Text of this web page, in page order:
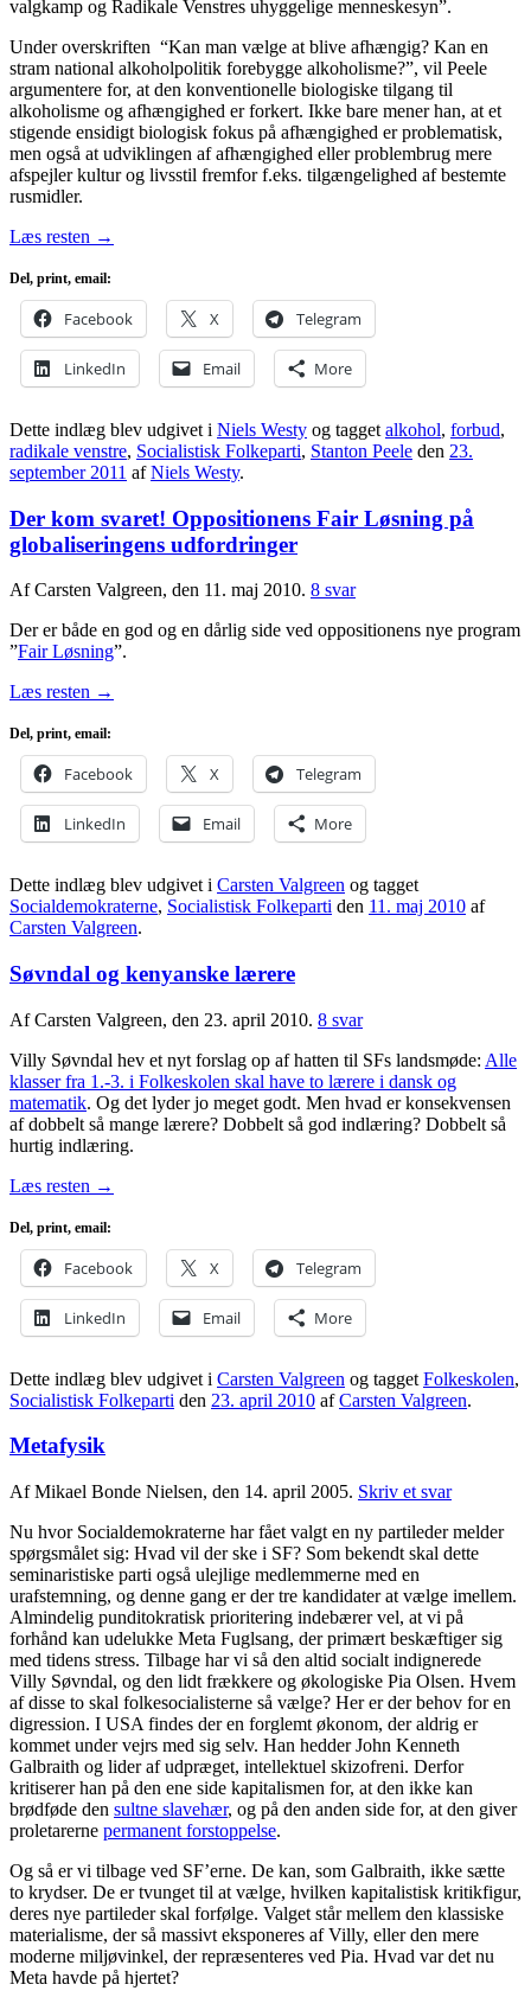
valgkamp og Radikale Venstres uhyggelige menneskesyn”.
Under overskriften “Kan man vælge at blive afhængig? Kan en
stram national alkoholpolitik forebygge alkoholisme?”, vil Peele
argumentere for, at den konventionelle biologiske tilgang til
alkoholisme og afhængighed er forkert. Ikke bare mener han, at et
stigende ensidigt biologisk fokus på afhængighed er problematisk,
men også at udviklingen af afhængighed eller problembrug mere
afspejler kultur og livsstil fremfor f.eks. tilgængelighed af bestemte
rusmidler.
Læs resten →
Del, print, email:
Facebook X Telegram
LinkedIn Email More
Dette indlæg blev udgivet i Niels Westy og tagget alkohol, forbud,
radikale venstre, Socialistisk Folkeparti, Stanton Peele den 23.
september 2011 afNiels Westy.
Der kom svaret! Oppositionens Fair Løsning på
globaliseringens udfordringer
Af Carsten Valgreen, den 11. maj 2010. 8 svar
Der er både en god og en dårlig side ved oppositionens nye program
”Fair Løsning”.
Læs resten →
Del, print, email:
Facebook X Telegram
LinkedIn Email More
Dette indlæg blev udgivet i Carsten Valgreen og tagget
Socialdemokraterne, Socialistisk Folkeparti den 11. maj 2010 af
Carsten Valgreen.
Søvndal og kenyanske lærere
Af Carsten Valgreen, den 23. april 2010. 8 svar
Villy Søvndal hev et nyt forslag op af hatten til SFs landsmøde: Alle
klasser fra 1.-3. i Folkeskolen skal have to lærere i dansk og
matematik. Og det lyder jo meget godt. Men hvad er konsekvensen
af dobbelt så mange lærere? Dobbelt så god indlæring? Dobbelt så
hurtig indlæring.
Læs resten →
Del, print, email:
Facebook X Telegram
LinkedIn Email More
Dette indlæg blev udgivet i Carsten Valgreen og tagget Folkeskolen,
Socialistisk Folkeparti den 23. april 2010 afCarsten Valgreen.
Metafysik
Af Mikael Bonde Nielsen, den 14. april 2005. Skriv et svar
Nu hvor Socialdemokraterne har fået valgt en ny partileder melder
spørgsmålet sig: Hvad vil der ske i SF? Som bekendt skal dette
seminaristiske parti også ulejlige medlemmerne med en
urafstemning, og denne gang er der tre kandidater at vælge imellem.
Almindelig punditokratisk prioritering indebærer vel, at vi på
forhånd kan udelukke Meta Fuglsang, der primært beskæftiger sig
med tidens stress. Tilbage har vi så den altid socialt indignerede
Villy Søvndal, og den lidt frækkere og økologiske Pia Olsen. Hvem
af disse to skal folkesocialisterne så vælge? Her er der behov for en
digression. I USA findes der en forglemt økonom, der aldrig er
kommet under vejrs med sig selv. Han hedder John Kenneth
Galbraith og lider af udpræget, intellektuel skizofreni. Derfor
kritiserer han på den ene side kapitalismen for, at den ikke kan
brødføde den sultne slavehær, og på den anden side for, at den giver
proletarerne permanent forstoppelse.
Og så er vi tilbage ved SF’erne. De kan, som Galbraith, ikke sætte
to krydser. De er tvunget til at vælge, hvilken kapitalistisk kritikfigur,
deres nye partileder skal forfølge. Valget står mellem den klassiske
materialisme, der så massivt eksponeres af Villy, eller den mere
moderne miljøvinkel, der repræsenteres ved Pia. Hvad var det nu
Meta havde på hjertet?